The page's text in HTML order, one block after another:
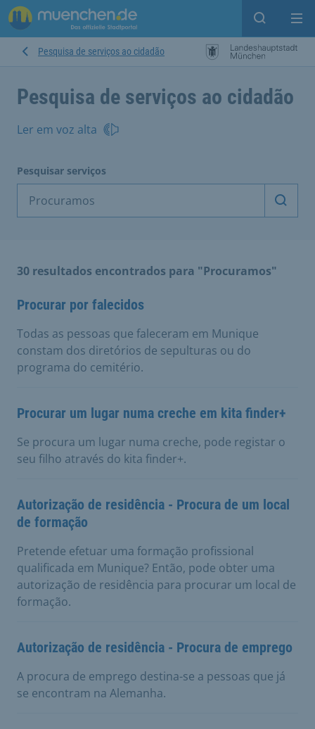
Open
Pesquisa de serviços ao cidadão
Pesquisa de serviços ao cidadão
Ler em voz alta
Pesquisar serviços
30 resultados encontrados para "Procuramos"
Procurar por falecidos
Todas as pessoas que faleceram em Munique
constam dos diretórios de sepulturas ou do
programa do cemitério.
Procurar um lugar numa creche em kita finder+
Se procura um lugar numa creche, pode registar o
seu filho através do kita finder+.
Autorização de residência - Procura de um local
de formação
Pretende efetuar uma formação profissional
qualificada em Munique? Então, pode obter uma
autorização de residência para procurar um local de
formação.
Autorização de residência - Procura de emprego
A procura de emprego destina-se a pessoas que já
se encontram na Alemanha.